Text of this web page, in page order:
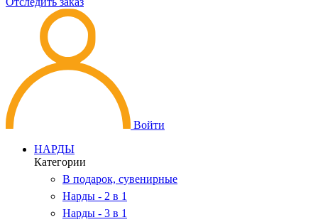
Войти
НАРДЫ
Категории
В подарок, сувенирные
Нарды - 2 в 1
Нарды - 3 в 1